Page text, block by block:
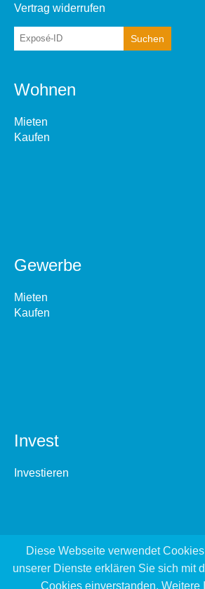
Vertrag widerrufen
Wohnen
Mieten
Kaufen
Gewerbe
Mieten
Kaufen
Invest
Investieren
Diese Webseite verwendet
unserer Dienste erklären Sie sich mit
Cookies einverstanden. Weitere